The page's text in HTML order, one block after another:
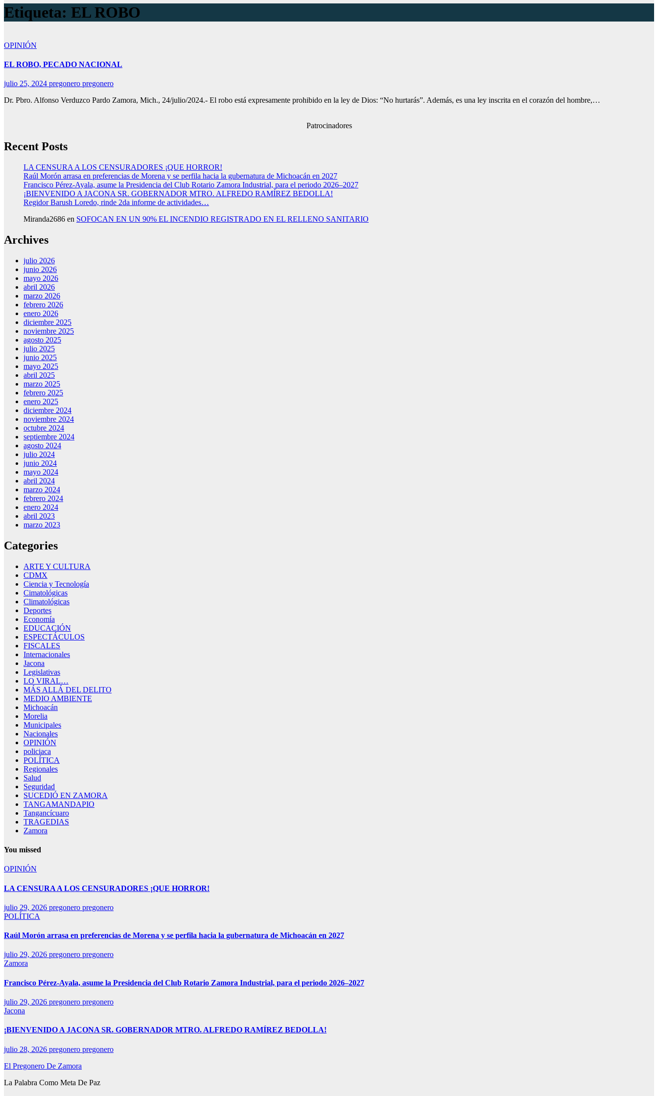
Etiqueta: EL ROBO
OPINIÓN
EL ROBO, PECADO NACIONAL
julio 25, 2024 pregonero pregonero
Dr. Pbro. Alfonso Verduzco Pardo Zamora, Mich., 24/julio/2024.- El robo está expresamente prohibido en la ley de Dios: “No hurtarás”. Además, es una ley inscrita en el corazón del hombre,…
Patrocinadores
Recent Posts
LA CENSURA A LOS CENSURADORES ¡QUE HORROR!
Raúl Morón arrasa en preferencias de Morena y se perfila hacia la gubernatura de Michoacán en 2027
Francisco Pérez-Ayala, asume la Presidencia del Club Rotario Zamora Industrial, para el periodo 2026–2027
¡BIENVENIDO A JACONA SR. GOBERNADOR MTRO. ALFREDO RAMÍREZ BEDOLLA!
Regidor Barush Loredo, rinde 2da informe de actividades…
Miranda2686 en SOFOCAN EN UN 90% EL INCENDIO REGISTRADO EN EL RELLENO SANITARIO
Archives
julio 2026
junio 2026
mayo 2026
abril 2026
marzo 2026
febrero 2026
enero 2026
diciembre 2025
noviembre 2025
agosto 2025
julio 2025
junio 2025
mayo 2025
abril 2025
marzo 2025
febrero 2025
enero 2025
diciembre 2024
noviembre 2024
octubre 2024
septiembre 2024
agosto 2024
julio 2024
junio 2024
mayo 2024
abril 2024
marzo 2024
febrero 2024
enero 2024
abril 2023
marzo 2023
Categories
ARTE Y CULTURA
CDMX
Ciencia y Tecnología
Cimatológicas
Climatológicas
Deportes
Economía
EDUCACIÓN
ESPECTÁCULOS
FISCALES
Internacionales
Jacona
Legislativas
LO VIRAL…
MÁS ALLÁ DEL DELITO
MEDIO AMBIENTE
Michoacán
Morelia
Municipales
Nacionales
OPINIÓN
policiaca
POLÍTICA
Regionales
Salud
Seguridad
SUCEDIÓ EN ZAMORA
TANGAMANDAPIO
Tangancícuaro
TRAGEDIAS
Zamora
You missed
OPINIÓN
LA CENSURA A LOS CENSURADORES ¡QUE HORROR!
julio 29, 2026 pregonero pregonero
POLÍTICA
Raúl Morón arrasa en preferencias de Morena y se perfila hacia la gubernatura de Michoacán en 2027
julio 29, 2026 pregonero pregonero
Zamora
Francisco Pérez-Ayala, asume la Presidencia del Club Rotario Zamora Industrial, para el periodo 2026–2027
julio 29, 2026 pregonero pregonero
Jacona
¡BIENVENIDO A JACONA SR. GOBERNADOR MTRO. ALFREDO RAMÍREZ BEDOLLA!
julio 28, 2026 pregonero pregonero
El Pregonero De Zamora
La Palabra Como Meta De Paz